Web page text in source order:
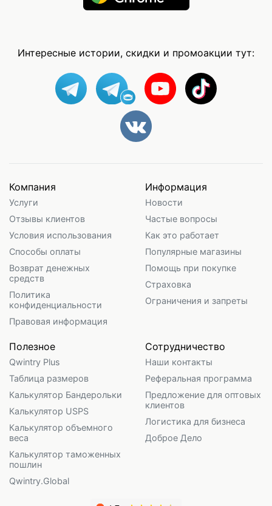
Интересные истории, скидки и промоакции тут:
Компания
Услуги
Отзывы клиентов
Условия использования
Способы оплаты
Возврат денежных
средств
Политика
конфиденциальности
Правовая информация
Информация
Новости
Частые вопросы
Как это работает
Популярные магазины
Помощь при покупке
Страховка
Ограничения и запреты
Полезное
Qwintry Plus
Таблица размеров
Калькулятор Бандерольки
Калькулятор USPS
Калькулятор объемного
веса
Калькулятор таможенных
пошлин
Qwintry.Global
Сотрудничество
Наши контакты
Реферальная программа
Предложение для оптовых
клиентов
Логистика для бизнеса
Доброе Дело